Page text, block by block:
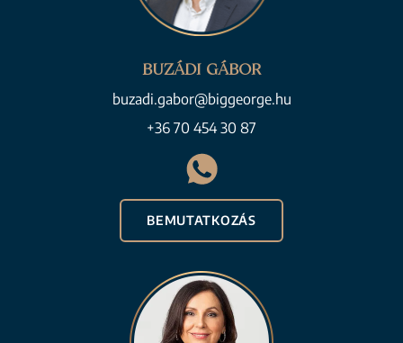
BUZÁDI GÁBOR
buzadi.gabor@biggeorge.hu
+36 70 454 30 87
BEMUTATKOZÁS